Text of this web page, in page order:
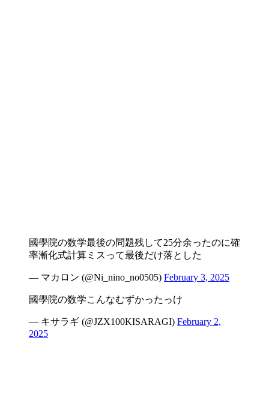
國學院の数学最後の問題残して25分余ったのに確
率漸化式計算ミスって最後だけ落とした
— マカロン (@Ni_nino_no0505) February 3, 2025
國學院の数学こんなむずかったっけ
— キサラギ (@JZX100KISARAGI) February 2,
2025